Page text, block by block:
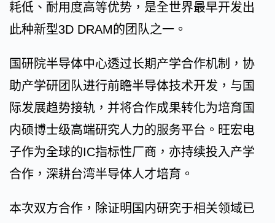
耗低、耐用度高等优势，是全世界最早开发出
此种新型3D DRAM的团队之一。
国研院半导体中心透过长期产学合作机制，协
助产学研团队进行前瞻半导体技术开发，与国
际发展趋势接轨，并将合作成果转化为培育国
内硕博士级高端研究人力的服务平台。旺宏电
子作为全球的IC指标性厂商，亦持续投入产学
合作，深耕台湾半导体人才培育。
本次双方合作，除证明国内研究于相关领域已